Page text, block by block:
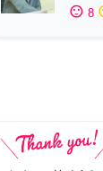
sentiment_satisfied 8